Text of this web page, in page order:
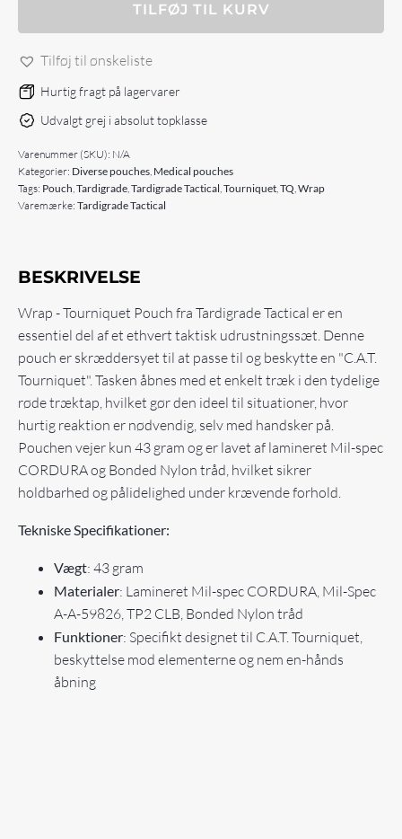
Pouch
TILFØJ TIL KURV
Tilføj til ønskeliste
Hurtig fragt på lagervarer
Udvalgt grej i absolut topklasse
Varenummer (SKU): N/A
Kategorier: Diverse pouches, Medical pouches
Tags: Pouch,Tardigrade,Tardigrade Tactical,Tourniquet,TQ,Wrap
Varemærke: Tardigrade Tactical
BESKRIVELSE
Wrap - Tourniquet Pouch fra Tardigrade Tactical er en
essentiel del af et ethvert taktisk udrustningssæt. Denne
pouch er skræddersyet til at passe til og beskytte en "C.A.T.
Tourniquet". Tasken åbnes med et enkelt træk i den tydelige
røde træktap, hvilket gør den ideel til situationer, hvor
hurtig reaktion er nødvendig, selv med handsker på.
Pouchen vejer kun 43 gram og er lavet af lamineret Mil-spec
CORDURA og Bonded Nylon tråd, hvilket sikrer
holdbarhed og pålidelighed under krævende forhold.
Tekniske Specifikationer:
Vægt: 43 gram
Materialer: Lamineret Mil-spec CORDURA, Mil-Spec
A-A-59826, TP2 CLB, Bonded Nylon tråd
Funktioner: Specifikt designet til C.A.T. Tourniquet,
beskyttelse mod elementerne og nem en-hånds
åbning